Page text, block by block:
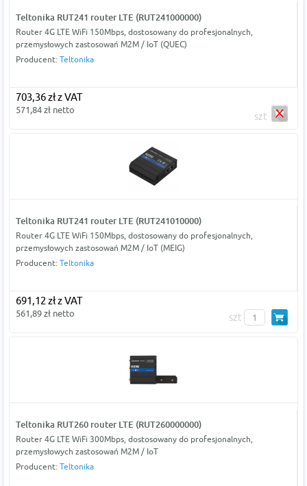
Teltonika RUT241 router LTE (RUT241000000)
Router 4G LTE WiFi 150Mbps, dostosowany do profesjonalnych,
przemysłowych zastosowań M2M / IoT (QUEC)
Producent: Teltonika
703,36 zł z VAT
571,84 zł netto
szt
Teltonika RUT241 router LTE (RUT241010000)
Router 4G LTE WiFi 150Mbps, dostosowany do profesjonalnych,
przemysłowych zastosowań M2M / IoT (MEIG)
Producent: Teltonika
691,12 zł z VAT
561,89 zł netto szt
Teltonika RUT260 router LTE (RUT260000000)
Router 4G LTE WiFi 300Mbps, dostosowany do profesjonalnych,
przemysłowych zastosowań M2M / IoT
Producent: Teltonika